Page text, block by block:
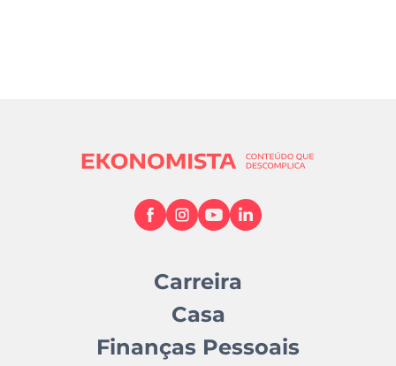
Carreira
Casa
Finanças Pessoais